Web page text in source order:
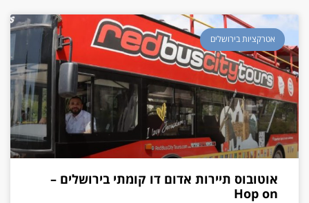
אטרקציות בירושלים
אוטובוס תיירות אדום דו קומתי בירושלים –
Hop on